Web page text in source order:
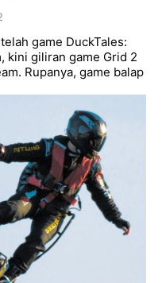
game DuckTales:
kini giliran game Grid 2
Rupanya, game balap